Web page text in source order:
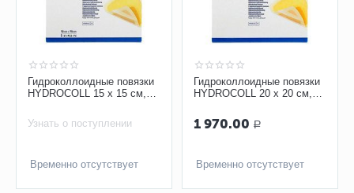
Гидроколлоидные повязки
HYDROCOLL 15 х 15 см,
Узнать о поступлении
Временно отсутствует
Гидроколлоидные повязки
HYDROCOLL 20 х 20 см,
1 970.00 Р
Временно отсутствует